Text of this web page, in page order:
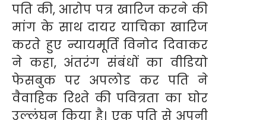
पति की, आरोप पत्र खारिज करने की
मांग के साथ दायर याचिका खारिज
करते हुए न्यायमूर्ति विनोद दिवाकर
ने कहा, अंतरंग संबंधों का वीडियो
फेसबुक पर अपलोड कर पति ने
वैवाहिक रिश्ते की पवित्रता का घोर
उल्लंघन किया है। एक पति से अपनी